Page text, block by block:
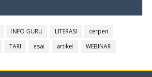
INFO GURU LITERASI
cerpen
TARI esai artikel WEBINAR